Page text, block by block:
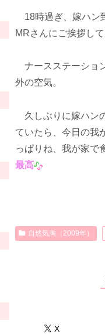
18時過ぎ、嫁ハン
MRさんにご挨拶し
ナースステーショ
外の空気。
久しぶりに嫁ハン
ていたら、今日の我
っぱりね、我が家で
最高
自然気胸（2009年）
X